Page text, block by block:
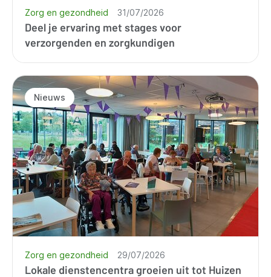
Deel je ervaring met stages voor
verzorgenden en zorgkundigen
Zorg en gezondheid 31/07/2026
Nieuws
Lokale dienstencentra groeien uit tot Huizen
Zorg en gezondheid 29/07/2026